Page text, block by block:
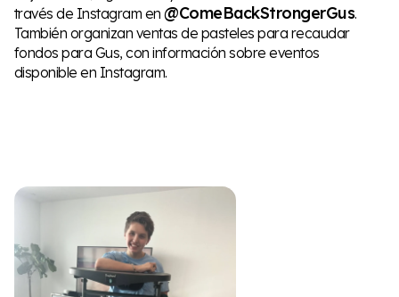
través de Instagram en@ComeBackStrongerGus.
También organizan ventas de pasteles para recaudar
fondos para Gus, con información sobre eventos
disponible en Instagram.